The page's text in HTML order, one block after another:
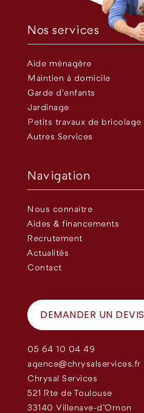
Nos services
Aide ménagère
Maintien à domicile
Garde d’enfants
Jardinage
Petits travaux de bricolage
Autres Services
Navigation
Nous connaître
Aides & financements
Recrutement
Actualités
Contact
DEMANDER UN DEVIS
05 64 10 04 49
agence@chrysalservices.fr
Chrysal Services
521 Rte de Toulouse
33140 Villenave-d'Ornon